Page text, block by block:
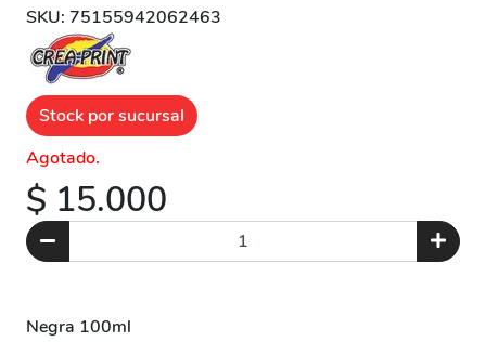
SKU: 75155942062463
Stock por sucursal
Agotado.
$ 15.000
Negra 100ml